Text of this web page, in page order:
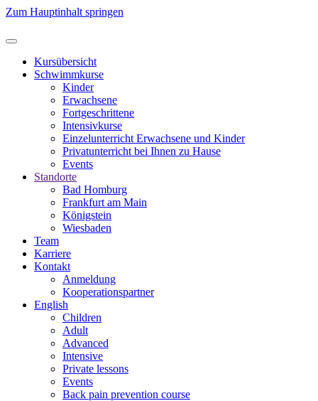
Zum Hauptinhalt springen
Kursübersicht
Schwimmkurse
Kinder
Erwachsene
Fortgeschrittene
Intensivkurse
Einzelunterricht Erwachsene und Kinder
Privatunterricht bei Ihnen zu Hause
Events
Standorte
Bad Homburg
Frankfurt am Main
Königstein
Wiesbaden
Team
Karriere
Kontakt
Anmeldung
Kooperations­partner
English
Children
Adult
Advanced
Intensive
Private lessons
Events
Back pain prevention course